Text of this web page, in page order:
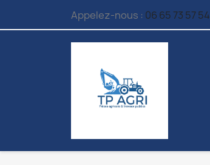
Appelez-nous : 06 65 73 57 54